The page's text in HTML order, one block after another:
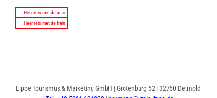
Heenreis met de auto
Heenreis met de trein
Lippe Tourismus & Marketing GmbH | Grotenburg 52 | 32760 Detmold